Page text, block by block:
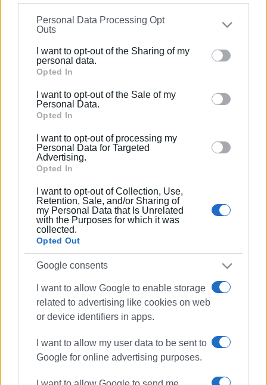
information may also be disclosed by us to third parties
on theIAB’s List of Downstream Participants
that may
further disclose it to other third parties.
Please note that this website/app uses one or more
Google services and may gather and store information
behaviour. You may click to grant or deny consent to
Google and its third-party tags to use your data for
section.
Personal Data Processing Opt
Outs
I want to opt-out of the Sharing of my
personal data.
Opted In
I want to opt-out of the Sale of my
Personal Data.
Opted In
I want to opt-out of processing my
Personal Data for Targeted
Advertising.
Opted In
I want to opt-out of Collection, Use,
Retention, Sale, and/or Sharing of
my Personal Data that Is Unrelated
with the Purposes for which it was
collected.
Opted Out
Google consents
I want to allow Google to enable storage
related to advertising like cookies on web
or device identifiers in apps.
I want to allow my user data to be sent to
Google for online advertising purposes.
CulturePolis: Ημερίδα για την
Επιτυχής διοργάνωση του “SPACES”
από την CulturePolis
23 ΜΑΪ́ΟΥ 2022 /15:28
Η CulturePolis φιλοξενεί τους
06 ΟΚΤΩΒΡΊΟΥ 2021
Εκδηλώσεις - H CulturePolis γιορτάζει
τα 15α γενέθλια της!
02 ΙΟΥΝΊΟΥ 2021
με θέμα: Πρόσβαση και Πολιτισμός
24 ΜΑΡΤΊΟΥ 2021
CulturePolis και Ελληνικού Ιδρύματος
Πολιτισμού